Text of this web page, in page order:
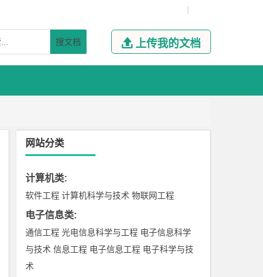
|
搜文档  上传我的文档
网站分类
计算机类:
软件工程 计算机科学与技术 物联网工程
电子信息类:
通信工程 光电信息科学与工程 电子信息科学
与技术 信息工程 电子信息工程 电子科学与技
术